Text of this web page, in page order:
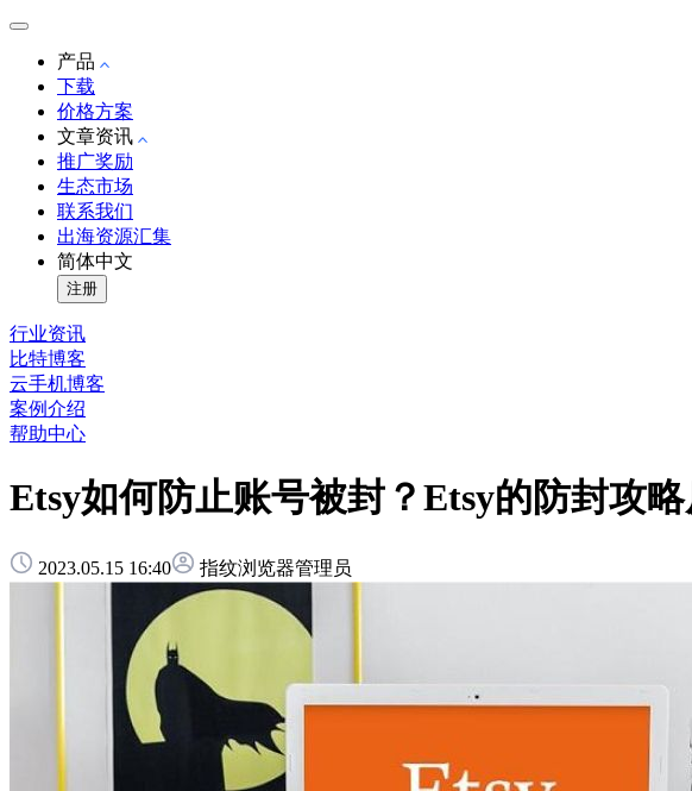
产品
下载
价格方案
文章资讯
推广奖励
生态市场
联系我们
出海资源汇集
简体中文
注册
行业资讯
比特博客
云手机博客
案例介绍
帮助中心
Etsy如何防止账号被封？Etsy的防封攻
2023.05.15 16:40 指纹浏览器管理员